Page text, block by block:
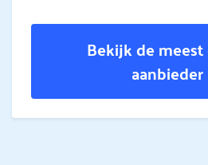
Bekijk de
aanbieder